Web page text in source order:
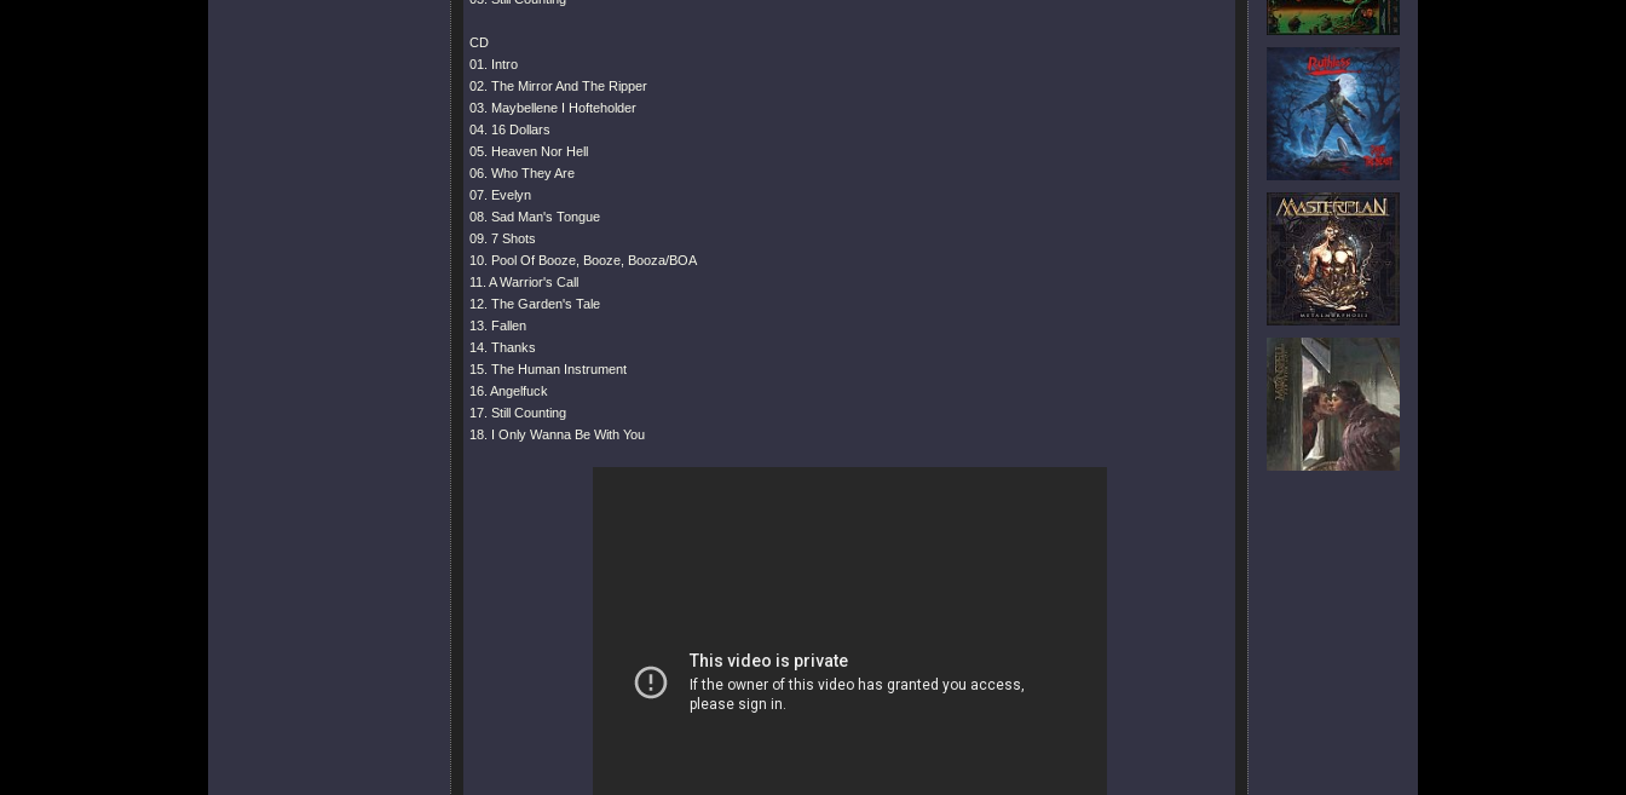
CD
01. Intro
02. The Mirror And The Ripper
03. Maybellene I Hofteholder
04. 16 Dollars
05. Heaven Nor Hell
06. Who They Are
07. Evelyn
08. Sad Man's Tongue
09. 7 Shots
10. Pool Of Booze, Booze, Booza/BOA
11. A Warrior's Call
12. The Garden's Tale
13. Fallen
14. Thanks
15. The Human Instrument
16. Angelfuck
17. Still Counting
18. I Only Wanna Be With You